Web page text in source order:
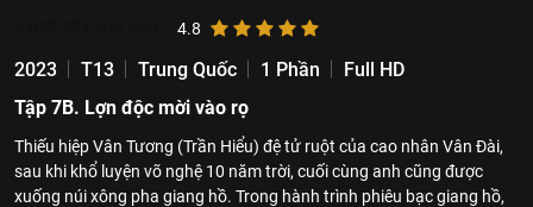
4.8
2023 T13 Trung Quốc 1 Phần
Full HD
Tập 7B. Lợn độc mời vào rọ
Thiếu hiệp Vân Tương (Trần Hiểu) đệ tử ruột của cao nhân Vân Đài,
sau khi khổ luyện võ nghệ 10 năm trời, cuối cùng anh cũng được
xuống núi xông pha giang hồ. Trong hành trình phiêu bạc giang hồ,